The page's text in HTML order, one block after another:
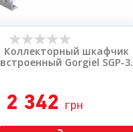
Коллекторный шкафчик
встроенный Gorgiel SGP-3.
2 342 грн